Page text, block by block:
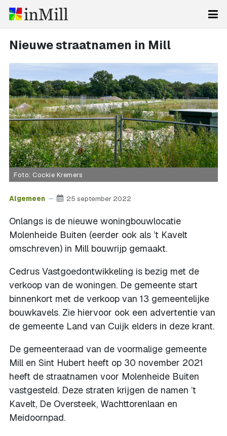
Nieuwe straatnamen in Mill
Foto: Cockie Kremers
Algemeen 25 september 2022
Onlangs is de nieuwe woningbouwlocatie
Molenheide Buiten (eerder ook als ’t Kavelt
omschreven) in Mill bouwrijp gemaakt.
Cedrus Vastgoedontwikkeling is bezig met de
verkoop van de woningen. De gemeente start
binnenkort met de verkoop van 13 gemeentelijke
bouwkavels. Zie hiervoor ook een advertentie van
de gemeente Land van Cuijk elders in deze krant.
De gemeenteraad van de voormalige gemeente
Mill en Sint Hubert heeft op 30 november 2021
heeft de straatnamen voor Molenheide Buiten
vastgesteld. Deze straten krijgen de namen ’t
Kavelt, De Oversteek, Wachttorenlaan en
Meidoornpad.